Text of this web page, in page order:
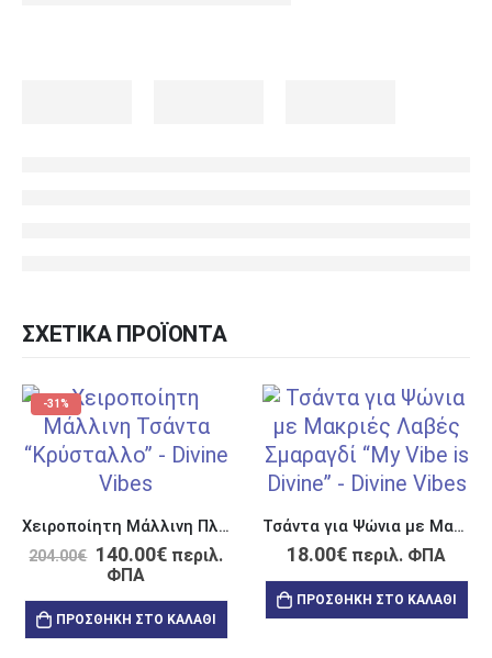
ΣΧΕΤΙΚΆ ΠΡΟΪΌΝΤΑ
-31%
Χειροποίητη Μάλλινη Πλεκτή Τσάντα Μπλε με Κρύσταλλο
204.00€ 140.00€ περιλ.
ΦΠΑ
ΠΡΟΣΘΉΚΗ ΣΤΟ ΚΑΛΆΘΙ
Τσάντα για Ψώνια με Μακριές Λαβές Σμαραγδί “My Vibe is Divine”
18.00€ περιλ. ΦΠΑ
ΠΡΟΣΘΉΚΗ ΣΤΟ ΚΑΛΆΘΙ